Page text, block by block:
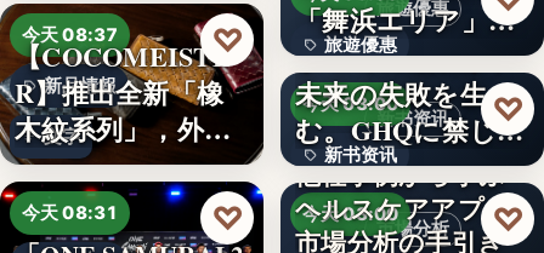
3,000円
今天 08:37
新品情報
文字
【COCOMEISTE
R】推出全新「橡
木紋系列」，外層
採…
♡
今天 08:31 ♡
旅遊優惠
旅遊優惠
文字
「舞浜エリア」ホ
テルも…
新书资讯
今天 03:00
新书资讯
文字
かつての成功が、
未来の失敗を生
む。GHQに禁じら
れた「禁…
♡
市場分析
今天 03:00
他社事例から学ぶ
ヘルスケアアプリ
市場分析の手引き
♡